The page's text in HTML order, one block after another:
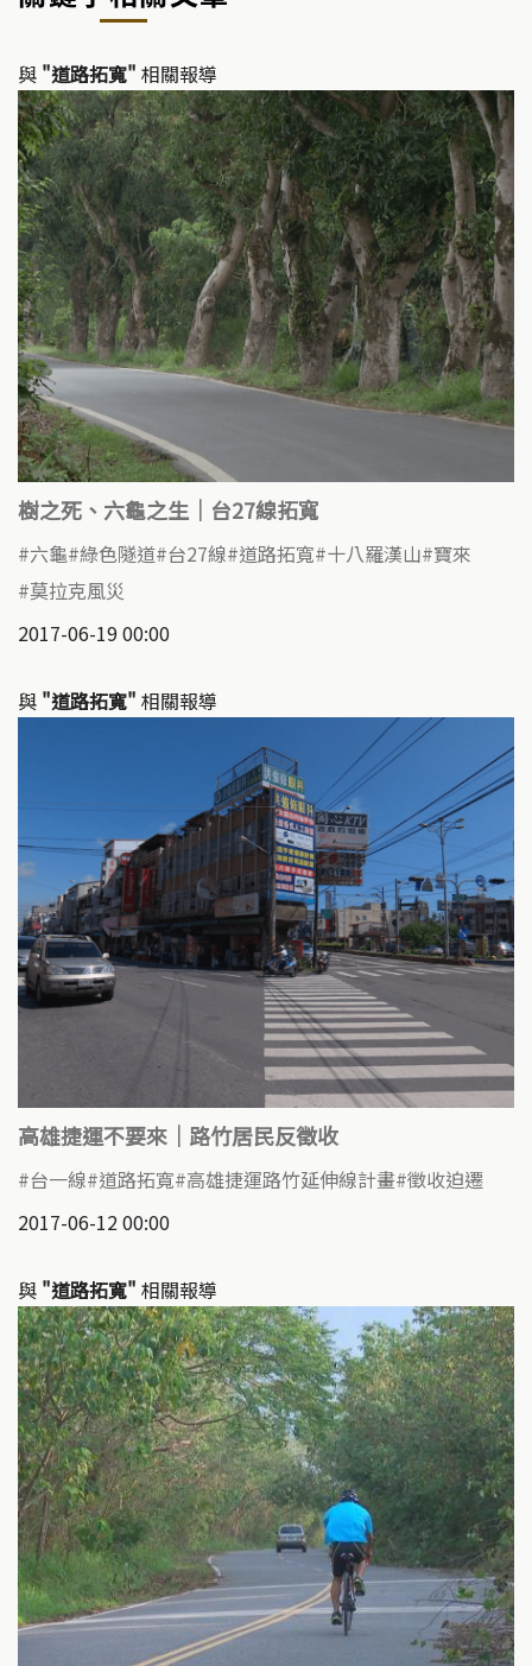
與 "道路拓寬" 相關報導
樹之死、六龜之生｜台27線拓寬
六龜 綠色隧道 台27線 道路拓寬 十八羅漢山 寶來
莫拉克風災
2017-06-19 00:00
與 "道路拓寬" 相關報導
高雄捷運不要來｜路竹居民反徵收
台一線 道路拓寬 高雄捷運路竹延伸線計畫 徵收迫遷
2017-06-12 00:00
與 "道路拓寬" 相關報導